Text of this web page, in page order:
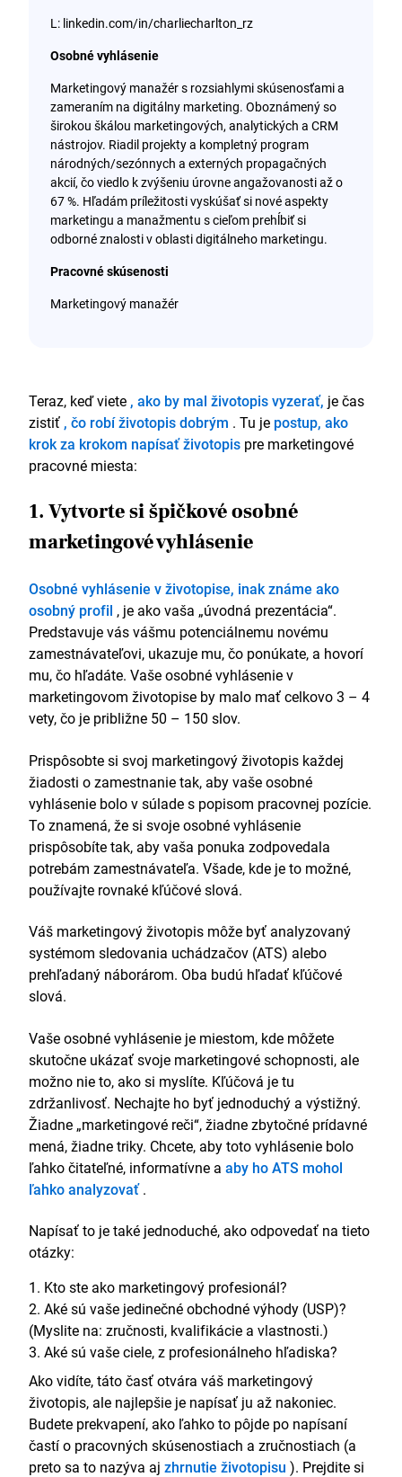
L: linkedin.com/in/charliecharlton_rz
Osobné vyhlásenie
Marketingový manažér s rozsiahlymi skúsenosťami a
zameraním na digitálny marketing. Oboznámený so
širokou škálou marketingových, analytických a CRM
nástrojov. Riadil projekty a kompletný program
národných/sezónnych a externých propagačných
akcií, čo viedlo k zvýšeniu úrovne angažovanosti až o
67 %. Hľadám príležitosti vyskúšať si nové aspekty
marketingu a manažmentu s cieľom prehĺbiť si
odborné znalosti v oblasti digitálneho marketingu.
Pracovné skúsenosti
Marketingový manažér
Spravoval som sociálne médiá, copywriting
webových stránok a obsah viac ako 100 prezentácií.
Vykonával som správu reputácie na všetkých
sociálnych sieťach, implementoval som
automatizovanú moderáciu s cieľom znížiť pracovnú
Napísal scenáre pre televíziu a rozhlas, dva
rozhlasové scenáre sa dostali do užšieho výberu na
ocenenia a ďalší bol nominovaný na cenu.
kompletného programu národných/sezónnych a
externých propagačných akcií, odhadovaný vplyv na
angažovanosť: +67 %.
Špecialista na digitálny marketing
Oldedge Design Ltd, Doncaster
Február 2015 – máj 2017
Presunul som webovú stránku organizácie na
WordPress a zvýšil som návštevnosť
šestnásťnásobne.
Spustili sme reklamy na zvýšenie povedomia o
značke, pričom následné prieskumy naznačili 57 %
nárast dosahu.
Poskytoval/a som školenia a poradenstvo členom
tímu pre sociálne médiá a marketing v oblasti
sociálnych médií, čo viedlo k priemernému nárastu
súladu s predpismi o 37 % vo všetkých oblastiach.
Zhromažďoval údaje o zákazníkoch a analyzoval
interakcie a návštevy, tieto informácie používal na
zlepšenie marketingových stratégií a kampaní s
dvoch rokov.
Vzdelávanie
Bakalársky titul (Hons) v odbore Marketing (2:1),
2011 – 2014
Univerzita Sheffield Hallam, Sheffield
(Vrátane jednoročnej stáže v spoločnosti Oldedge
Zručnosti
komplexných, integrovaných a multiplatformových
kampaní.
Komunikácia: úspešne predal prevažnú väčšinu
balíkov demonštráciou abstraktných mechanizmov
návratnosti investícií konkrétnym, ľahko
zrozumiteľným, no presným spôsobom.
Analytické SEO zručnosti: využitie výskumu a
analýzy založenej na dátach na tvorbu stratégie
kampane.
Nástroje sociálnej analytiky: často používané
Teraz, keď viete, ako by mal životopis vyzerať, je čas
zistiť, čo robí životopis dobrým . Tu je postup, ako
krok za krokom napísať životopis pre marketingové
pracovné miesta:
1. Vytvorte si špičkové osobné
marketingové vyhlásenie
Osobné vyhlásenie v životopise, inak známe ako
osobný profil , je ako vaša „úvodná prezentácia“.
Predstavuje vás vášmu potenciálnemu novému
zamestnávateľovi, ukazuje mu, čo ponúkate, a hovorí
mu, čo hľadáte. Vaše osobné vyhlásenie v
marketingovom životopise by malo mať celkovo 3 – 4
vety, čo je približne 50 – 150 slov.
Prispôsobte si svoj marketingový životopis každej
žiadosti o zamestnanie tak, aby vaše osobné
vyhlásenie bolo v súlade s popisom pracovnej pozície.
To znamená, že si svoje osobné vyhlásenie
prispôsobíte tak, aby vaša ponuka zodpovedala
potrebám zamestnávateľa. Všade, kde je to možné,
používajte rovnaké kľúčové slová.
Váš marketingový životopis môže byť analyzovaný
systémom sledovania uchádzačov (ATS) alebo
prehľadaný náborárom. Oba budú hľadať kľúčové
slová.
Vaše osobné vyhlásenie je miestom, kde môžete
skutočne ukázať svoje marketingové schopnosti, ale
možno nie to, ako si myslíte. Kľúčová je tu
zdržanlivosť. Nechajte ho byť jednoduchý a výstižný.
Žiadne „marketingové reči“, žiadne zbytočné prídavné
mená, žiadne triky. Chcete, aby toto vyhlásenie bolo
ľahko čitateľné, informatívne a aby ho ATS mohol
ľahko analyzovať.
Napísať to je také jednoduché, ako odpovedať na tieto
otázky:
Kto ste ako marketingový profesionál?
Aké sú vaše jedinečné obchodné výhody (USP)?
(Myslite na: zručnosti, kvalifikácie a vlastnosti.)
Aké sú vaše ciele, z profesionálneho hľadiska?
Ako vidíte, táto časť otvára váš marketingový
životopis, ale najlepšie je napísať ju až nakoniec.
Budete prekvapení, ako ľahko to pôjde po napísaní
častí o pracovných skúsenostiach a zručnostiach (a
preto sa to nazýva aj zhrnutie životopisu ). Prejdite si